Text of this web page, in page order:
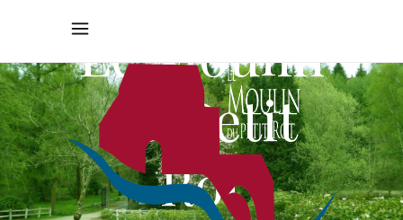
Le Moulin
du Petit
Rôt